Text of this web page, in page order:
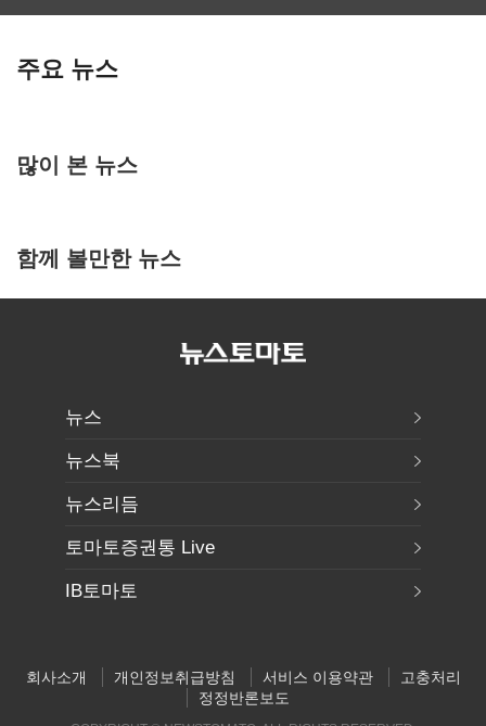
주요 뉴스
많이 본 뉴스
함께 볼만한 뉴스
뉴스
뉴스북
뉴스리듬
토마토증권통 Live
IB토마토
회사소개 개인정보취급방침 서비스 이용약관
고충처리
정정반론보도